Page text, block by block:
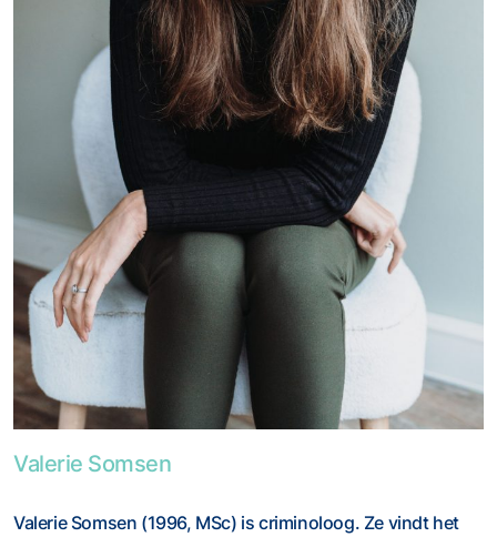
Valerie Somsen
Valerie Somsen (1996, MSc) is criminoloog. Ze vindt het